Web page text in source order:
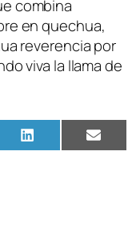
combina
en quechua,
reverencia por
viva la llama de
Compartir
en
LinkedIn
en
Email